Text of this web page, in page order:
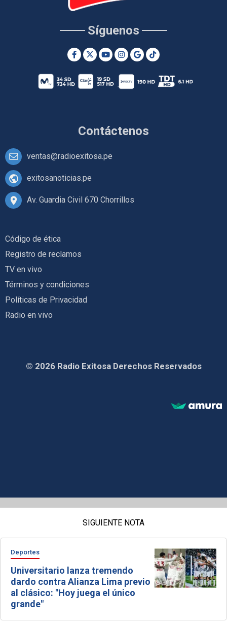
Contáctenos
ventas@radioexitosa.pe
exitosanoticias.pe
Av. Guardia Civil 670 Chorrillos
Síguenos
Código de ética
Registro de reclamos
TV en vivo
Términos y condiciones
Políticas de Privacidad
Radio en vivo
© 2026 Radio Exitosa Derechos Reservados
SIGUIENTE NOTA
Deportes
Universitario lanza tremendo
dardo contra Alianza Lima previo
al clásico: "Hoy juega el único
grande"